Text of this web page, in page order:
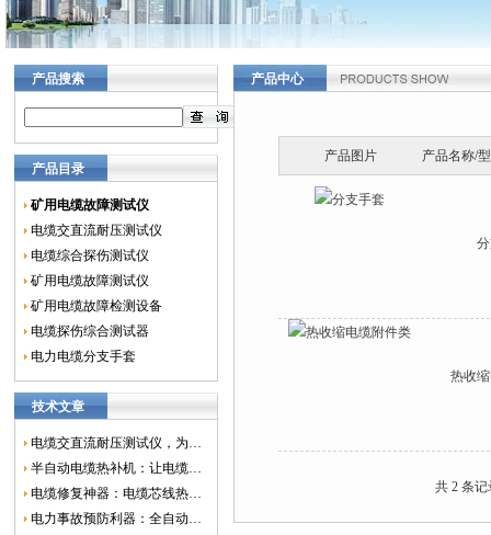
产品搜索
产品目录
矿用电缆故障测试仪
电缆交直流耐压测试仪
电缆综合探伤测试仪
矿用电缆故障测试仪
矿用电缆故障检测设备
电缆探伤综合测试器
电力电缆分支手套
技术文章
电缆交直流耐压测试仪，为电网安全保驾护航
半自动电缆热补机：让电缆修复更简单、更高效！
电缆修复神器：电缆芯线热补机如何保障电网安全？
电力事故预防利器：全自动控温电缆热补机
产品中心
产品图片 产品名称/
热收
共 2 条